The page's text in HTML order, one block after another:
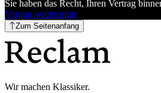
Sie haben das Recht, Ihren Vertrag
Vertrag widerrufen
Zum Seitenanfang
Wir machen Klassiker.